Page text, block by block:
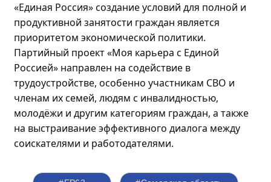
«Единая Россия» создание условий для полной и
продуктивной занятости граждан является
приоритетом экономической политики.
Партийный проект «Моя карьера с Единой
Россией» направлен на содействие в
трудоустройстве, особенно участникам СВО и
членам их семей, людям с инвалидностью,
молодёжи и другим категориям граждан, а также
на выстраивание эффективного диалога между
соискателями и работодателями.